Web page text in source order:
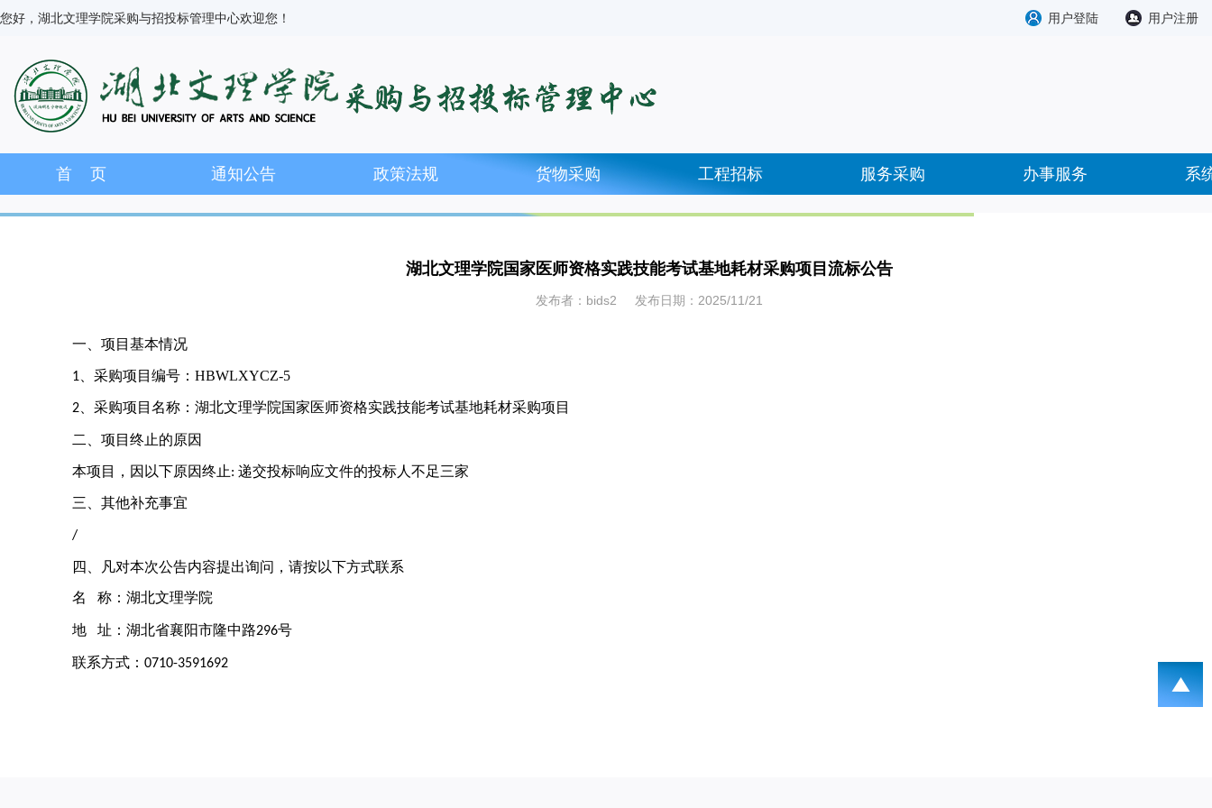
您好，湖北文理学院采购与招投标管理中心欢迎您！ 用户登陆 用户注册
首 页 通知公告 政策法规 货物采购 工程招标 服务采购 办事服务 系
湖北文理学院国家医师资格实践技能考试基地耗材采购项目流标公告
发布者：bids2 发布日期：2025/11/21
一、项目基本情况
1 、采购项目编号： HBWLXYCZ-5
2 、采购项目名称： 湖北文理学院国家医师资格实践技能考试基地耗材采购项目
二、项目终止的原因
本项目，因以下原因终止: 递交投标响应文件的投标人不足三家
三、其他补充事宜
/
四、凡对本次公告内容提出询问，请按以下方式联系
名 称：湖北文理学院
地 址：湖北省襄阳市隆中路296号
联系方式： 0710-3591692